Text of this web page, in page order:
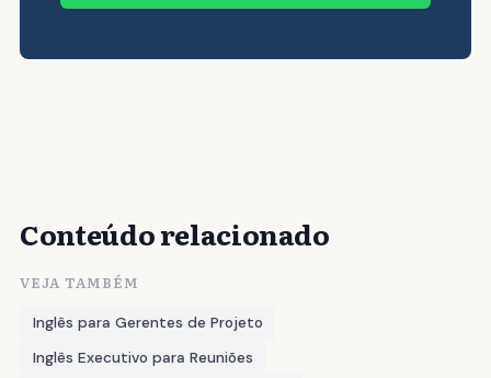
Conteúdo relacionado
VEJA TAMBÉM
Inglês para Gerentes de Projeto
Inglês Executivo para Reuniões